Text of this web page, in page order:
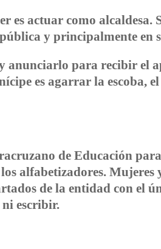
es actuar como alcaldesa.
y principalmente en
anunciarlo para recibir el
es agarrar la escoba, el
de Educación
alfabetizadores. Mujeres
de la entidad con el
ni escribir.